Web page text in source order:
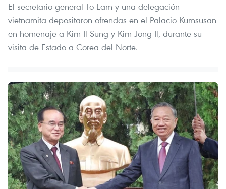
El secretario general To Lam y una delegación
vietnamita depositaron ofrendas en el Palacio Kumsusan
en homenaje a Kim Il Sung y Kim Jong Il, durante su
visita de Estado a Corea del Norte.